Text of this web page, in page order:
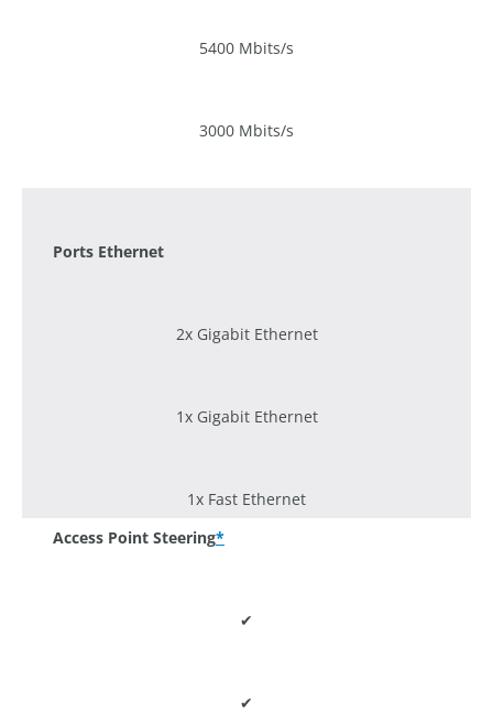
5400 Mbits/s
3000 Mbits/s
Ports Ethernet
2x Gigabit Ethernet
1x Gigabit Ethernet
1x Fast Ethernet
Access Point Steering*
✔
✔